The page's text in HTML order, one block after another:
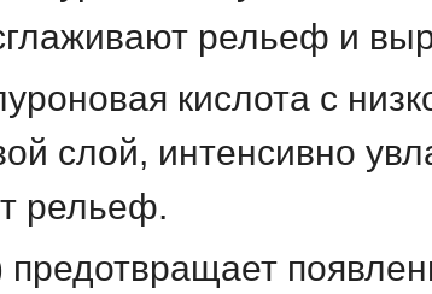
рельеф и
кислота с
слой, интенсивно
рельеф.